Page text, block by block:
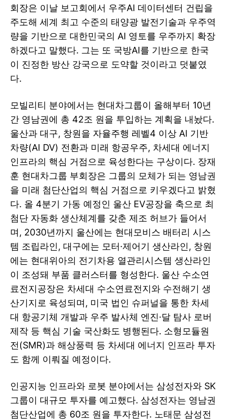
회장은 이날 보고회에서 우주AI 데이터센터 건립을
주도해 세계 최고 수준의 태양광 발전기술과 우주역
량을 기반으로 대한민국의 AI 영토를 우주까지 확장
하겠다고 말했다. 그는 또 국방AI를 기반으로 한국
이 진정한 방산 강국으로 도약할 것이라고 덧붙였
다.
모빌리티 분야에서는 현대차그룹이 올해부터 10년
간 영남권에 총 42조 원을 투입하는 계획을 내놨다.
울산과 대구, 창원을 자율주행 레벨4 이상 AI 기반
차량(AI DV) 전환과 미래 항공우주, 차세대 에너지
인프라의 핵심 거점으로 육성한다는 구상이다. 장재
훈 현대차그룹 부회장은 그룹의 모체가 되는 영남권
을 미래 첨단산업의 핵심 거점으로 키우겠다고 밝혔
다. 올 4분기 가동 예정인 울산 EV공장을 축으로 최
첨단 자동화 생산체계를 갖춘 제조 허브가 들어서
며, 2030년까지 울산에는 현대모비스 배터리 시스
템 조립라인, 대구에는 모터·제어기 생산라인, 창원
에는 현대위아의 전기차용 열관리시스템 생산라인
이 조성돼 부품 클러스터를 형성한다. 울산 수소연
료전지공장은 차세대 수소연료전지와 수전해기 생
산기지로 육성되며, 미국 법인 슈퍼널을 통한 차세
대 항공기체 개발과 우주 발사체 엔진·달 탐사 로버
제작 등 핵심 기술 국산화도 병행된다. 소형모듈원
전(SMR)과 해상풍력 등 차세대 에너지 인프라 투자
도 함께 이뤄질 예정이다.
인공지능 인프라와 로봇 분야에서는 삼성전자와 SK
그룹이 대규모 투자를 예고했다. 삼성전자는 영남권
첨단산업에 총 60조 원을 투자한다. 노태문 삼성전